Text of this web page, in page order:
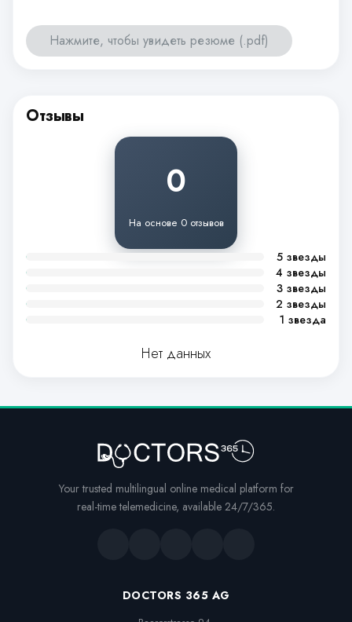
Нажмите, чтобы увидеть резюме (.pdf)
Отзывы
0
На основе 0 отзывов
5 звезды
4 звезды
3 звезды
2 звезды
1 звезда
Нет данных
Your trusted multilingual online medical platform for
real-time telemedicine, available 24/7/365.
DOCTORS 365 AG